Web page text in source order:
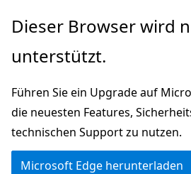
Zu
wechseln
Dieser Browser wird
unterstützt.
Führen Sie ein Upgrade auf
die neuesten Features,
technischen Support zu nutzen.
Microsoft Edge herunterladen